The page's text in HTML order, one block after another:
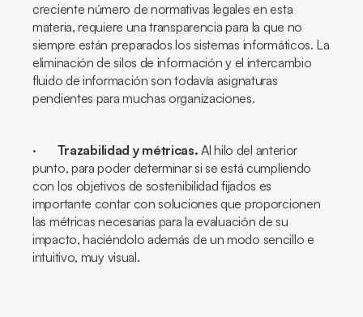
creciente número de normativas legales en esta
materia, requiere una transparencia para la que no
siempre están preparados los sistemas informáticos. La
eliminación de silos de información y el intercambio
fluido de información son todavía asignaturas
pendientes para muchas organizaciones.
· Trazabilidad y métricas. Al hilo del anterior
punto, para poder determinar si se está cumpliendo
con los objetivos de sostenibilidad fijados es
importante contar con soluciones que proporcionen
las métricas necesarias para la evaluación de su
impacto, haciéndolo además de un modo sencillo e
intuitivo, muy visual.